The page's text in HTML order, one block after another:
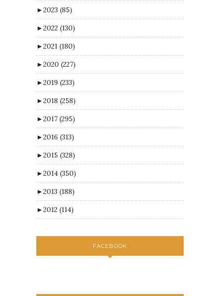
►2023 (85)
►2022 (130)
►2021 (180)
►2020 (227)
►2019 (233)
►2018 (258)
►2017 (295)
►2016 (313)
►2015 (328)
►2014 (350)
►2013 (188)
►2012 (114)
FACEBOOK